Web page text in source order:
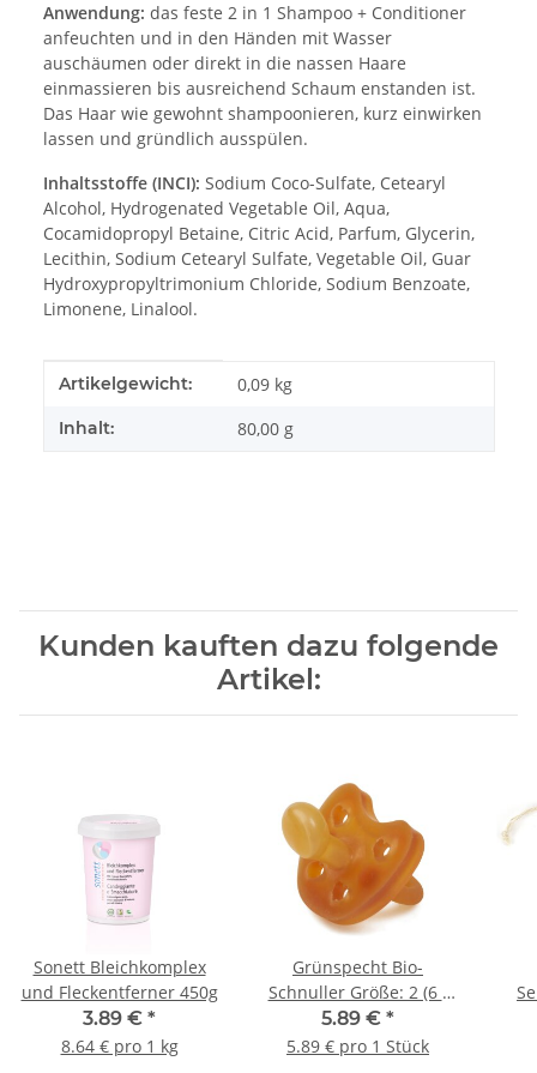
Anwendung: das feste 2 in 1 Shampoo + Conditioner
anfeuchten und in den Händen mit Wasser
auschäumen oder direkt in die nassen Haare
einmassieren bis ausreichend Schaum enstanden ist.
Das Haar wie gewohnt shampoonieren, kurz einwirken
lassen und gründlich ausspülen.
Inhaltsstoffe (INCI): Sodium Coco-Sulfate, Cetearyl
Alcohol, Hydrogenated Vegetable Oil, Aqua,
Cocamidopropyl Betaine, Citric Acid, Parfum, Glycerin,
Lecithin, Sodium Cetearyl Sulfate, Vegetable Oil, Guar
Hydroxypropyltrimonium Chloride, Sodium Benzoate,
Limonene, Linalool.
Produkteigenschaft
Wert
Artikelgewicht: 0,09 kg
Inhalt: 80,00 g
Kunden kauften dazu folgende
Artikel:
Sonett Bleichkomplex
und Fleckentferner 450g
3.89 € *
8.64 € pro 1 kg
Grünspecht Bio-
Schnuller Größe: 2 (6 -
18 Monate) 1St.
5.89 € *
5.89 € pro 1 Stück